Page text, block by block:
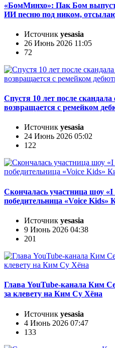
«БомМинхо»: Пак Бом
ИИ песню под ником,
Источник yesasia
26 Июнь 2026 11:05
72
Спустя 10 лет после
возвращается с ремейком
Источник yesasia
24 Июнь 2026 05:02
122
Скончалась участница шоу «I
победительница «Voice
Источник yesasia
9 Июнь 2026 04:38
201
Глава YouTube-канала Ким
за клевету на Ким Су Хёна
Источник yesasia
4 Июнь 2026 07:47
133